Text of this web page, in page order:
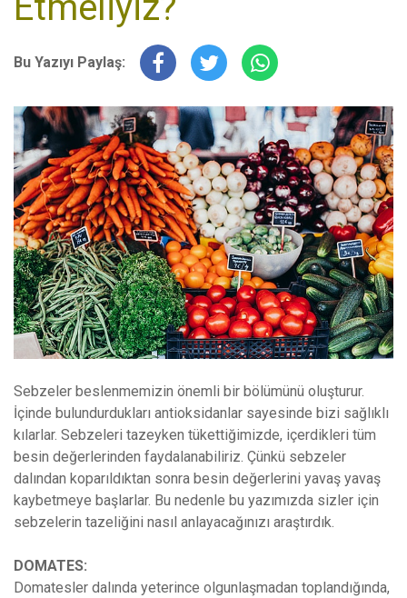
Bu Yazıyı Paylaş:
Sebzeler beslenmemizin önemli bir bölümünü oluşturur.
İçinde bulundurdukları antioksidanlar sayesinde bizi sağlıklı
kılarlar. Sebzeleri tazeyken tükettiğimizde, içerdikleri tüm
besin değerlerinden faydalanabiliriz. Çünkü sebzeler
dalından koparıldıktan sonra besin değerlerini yavaş yavaş
kaybetmeye başlarlar. Bu nedenle bu yazımızda sizler için
sebzelerin tazeliğini nasıl anlayacağınızı araştırdık.
DOMATES:
Domatesler dalında yeterince olgunlaşmadan toplandığında,